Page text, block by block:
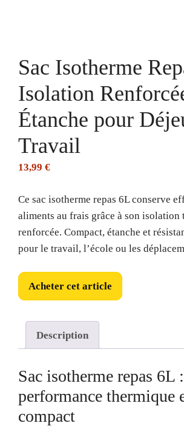
Sac Isotherme
Isolation
Étanche pour
Travail
13,99 €
Ce sac isotherme repas 6L conserve
aliments au frais grâce à son isolation
renforcée. Compact, étanche et
pour le travail, l’école ou les
Acheter cet article
Description
Sac isotherme repas 6L :
performance thermique
compact